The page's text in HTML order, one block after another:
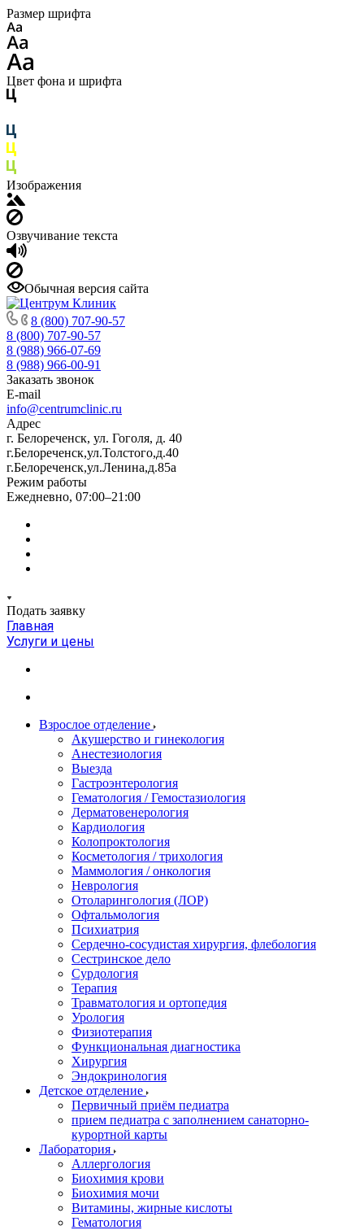
Размер шрифта
Цвет фона и шрифта
Изображения
Озвучивание текста
Обычная версия сайта
8 (800) 707-90-57
8 (800) 707-90-57
8 (988) 966-07-69
8 (988) 966-00-91
Заказать звонок
E-mail
info@centrumclinic.ru
Адрес
г. Белореченск, ул. Гоголя, д. 40
г.Белореченск,ул.Толстого,д.40
г.Белореченск,ул.Ленина,д.85а
Режим работы
Ежедневно, 07:00–21:00
Подать заявку
Главная
Услуги и цены
Взрослое отделение
Акушерство и гинекология
Анестезиология
Выезда
Гастроэнтерология
Гематология / Гемостазиология
Дерматовенерология
Кардиология
Колопроктология
Косметология / трихология
Маммология / онкология
Неврология
Отоларингология (ЛОР)
Офтальмология
Психиатрия
Сердечно-сосудистая хирургия, флебология
Сестринское дело
Сурдология
Терапия
Травматология и ортопедия
Урология
Физиотерапия
Функциональная диагностика
Хирургия
Эндокринология
Детское отделение
Первичный приём педиатра
прием педиатра с заполнением санаторно-
курортной карты
Лаборатория
Аллергология
Биохимия крови
Биохимия мочи
Витамины, жирные кислоты
Гематология